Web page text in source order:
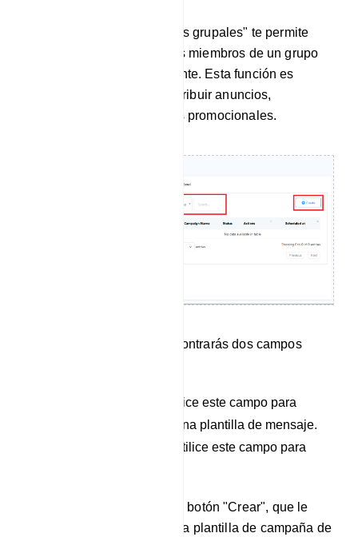
La función "Enviar mensajes grupales" te permite
enviar mensajes a todos los miembros de un grupo
de Telegram simultáneamente. Esta función es
especialmente útil para distribuir anuncios,
actualizaciones o mensajes promocionales.
Dentro de esta sección encontrarás dos campos
Seleccionar estado: utilice este campo para
designar el estado de una plantilla de mensaje.
Campo de búsqueda: utilice este campo para
Además, encontrará un botón "Crear", que le
permite crear una nueva plantilla de campaña de